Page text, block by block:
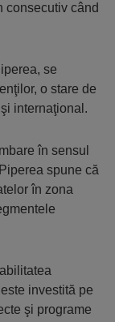
consecutiv când
se
o stare de
internaţional.
în sensul
spune că
în zona
investită pe
şi programe